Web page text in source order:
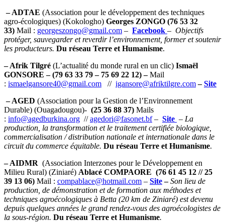
– ADTAE (Association pour le développement des techniques
agro-écologiques) (Kokologho) Georges ZONGO (76 53 32
33) Mail : georgeszongo@gmail.com – Facebook – Objectifs
protéger, sauvegarder et reverdir l’environnement, former et soutenir
les producteurs. Du réseau Terre et Humanisme.
– Afrik Tilgré (L’actualité du monde rural en un clic) Ismaël
GONSORE – (79 63 33 79 – 75 69 22 12) –Mail
: ismaelgansore40@gmail.com // igansore@afriktilgre.com –Site
– AGED (Association pour la Gestion de l’Environnement
Durable) (Ouagadougou)- (25 36 88 37) Mails
: info@agedburkina.org //agedori@fasonet.bf– Site – La
production, la transformation et le traitement certifiée biologique,
commercialisation / distribution nationale et internationale dans le
circuit du commerce équitable. Du réseau Terre et Humanisme.
– AIDMR (Association Interzones pour le Développement en
Milieu Rural) (Ziniaré) Ablacé COMPAORE (76 61 45 12 // 25
39 13 06) Mail : compablace@hotmail.com – Site–Son lieu de
production, de démonstration et de formation aux méthodes et
techniques agroécologiques à Betta (20 km de Ziniaré) est devenu
depuis quelques années le grand rendez-vous des agroécologistes de
la sous-région. Du réseau Terre et Humanisme.